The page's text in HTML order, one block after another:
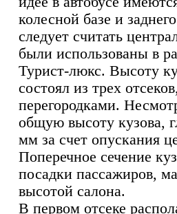
колесной базе и
следует считать
были использованы в
Турист-люкс. Высоту
состоял из трех
перегородками.
общую высоту кузова,
мм за счет опускания
Поперечное сечение
посадки пассажиров,
высотой салона.
В первом отсеке